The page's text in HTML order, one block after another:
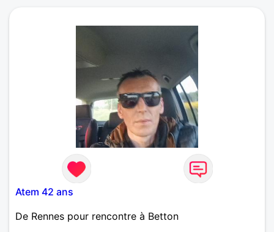
Atem 42 ans
De Rennes pour rencontre à Betton